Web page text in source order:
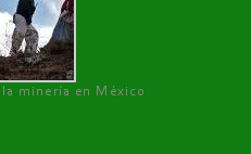
minería en México